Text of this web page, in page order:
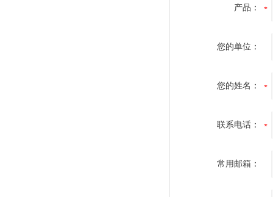
产品：
您的单位：
您的姓名：
联系电话：
常用邮箱：